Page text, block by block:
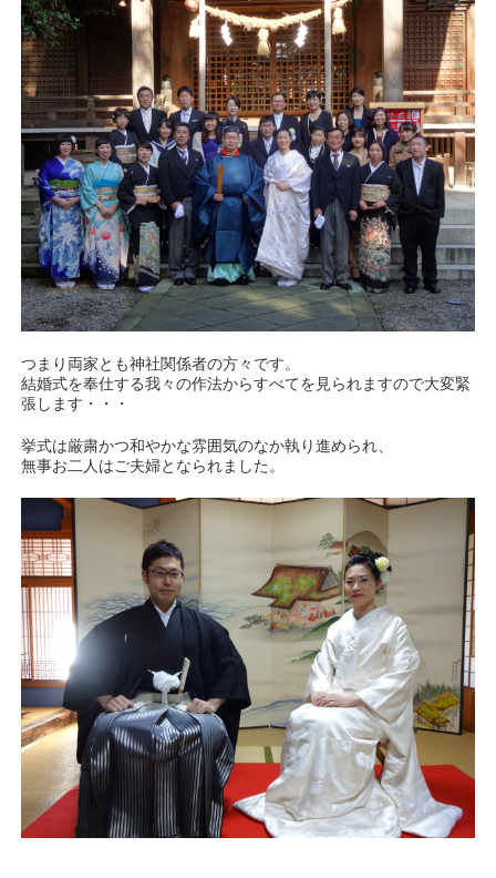
つまり両家とも神社関係者の方々です。
結婚式を奉仕する我々の作法からすべてを見られますので大変緊
張します・・・
挙式は厳粛かつ和やかな雰囲気のなか執り進められ、
無事お二人はご夫婦となられました。